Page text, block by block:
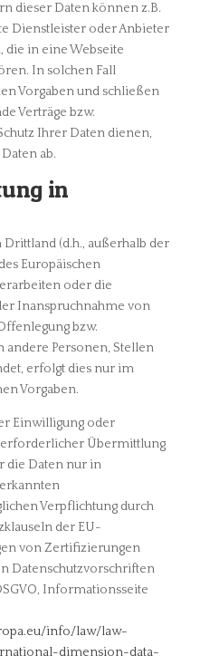
dieser Daten können z.B.
Dienstleister oder Anbieter
die in eine Webseite
In solchen Fall
Vorgaben und schließen
Verträge bzw.
Ihrer Daten dienen,
ab.
in
(d.h., außerhalb der
Europäischen
oder die
Inanspruchnahme von
bzw.
andere Personen, Stellen
erfolgt dies nur im
Vorgaben.
Einwilligung oder
Übermittlung
die Daten nur in
Verpflichtung durch
der EU-
von Zertifizierungen
Datenschutzvorschriften
Informationsseite
info/law/law-
dimension-data-